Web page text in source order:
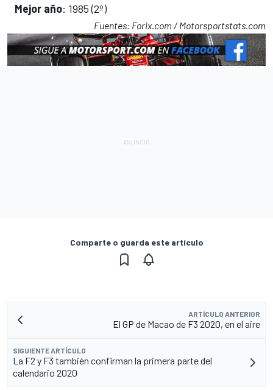
Mejor año: 1985 (2º)
Fuentes: Forix.com / Motorsportstats.com
Comparte o guarda este artículo
ARTÍCULO ANTERIOR
El GP de Macao de F3 2020, en el aire
SIGUIENTE ARTÍCULO
La F2 y F3 también confirman la primera parte del
calendario 2020